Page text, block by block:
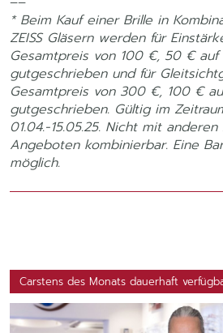
* Beim Kauf einer Brille in
ZEISS Gläsern werden für
Gesamtpreis von 100 €, 50 € auf
gutgeschrieben und für
Gesamtpreis von 300 €, 100 €
gutgeschrieben. Gültig im
01.04.-15.05.25. Nicht mit
Angeboten kombinierbar. Eine
möglich.
Carstens des Monats dauerhaft